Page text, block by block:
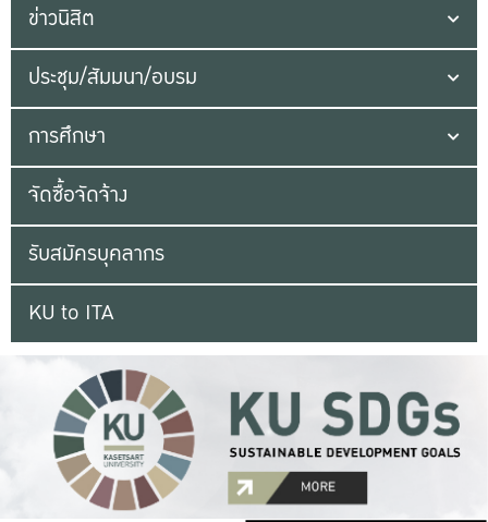
ข่าวนิสิต
ประชุม/สัมมนา/อบรม
การศึกษา
จัดซื้อจัดจ้าง
รับสมัครบุคลากร
KU to ITA